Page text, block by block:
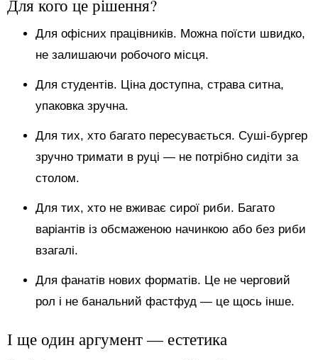
Для кого це рішення?
Для офісних працівників. Можна поїсти швидко,
не залишаючи робочого місця.
Для студентів. Ціна доступна, страва ситна,
упаковка зручна.
Для тих, хто багато пересувається. Суші-бургер
зручно тримати в руці — не потрібно сидіти за
столом.
Для тих, хто не вживає сирої риби. Багато
варіантів із обсмаженою начинкою або без риби
взагалі.
Для фанатів нових форматів. Це не черговий
рол і не банальний фастфуд — це щось інше.
І ще один аргумент — естетика